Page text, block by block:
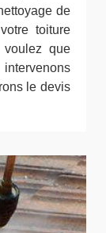
de
toiture
que
le devis